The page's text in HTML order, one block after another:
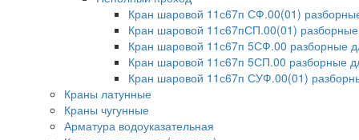
Кран шаровой 11с67п СФ.00(01)
Кран шаровой 11с67пСП.00(01)
Кран шаровой 11с67п 5СФ.00 разборные
Кран шаровой 11с67п 5СП.00 разборные
Кран шаровой 11с67п СУФ.00(01)
Краны латунные
Краны чугунные
Арматура водоуказательная